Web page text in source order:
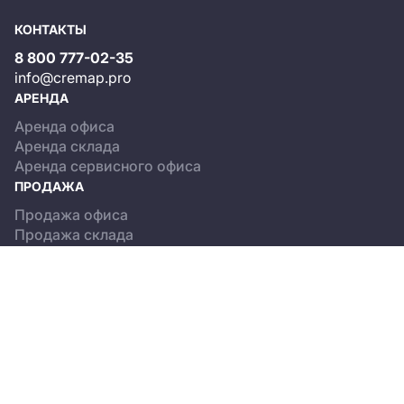
КОНТАКТЫ
8 800 777-02-35
info@cremap.pro
АРЕНДА
Аренда офиса
Аренда склада
Аренда сервисного офиса
ПРОДАЖА
Продажа офиса
Продажа склада